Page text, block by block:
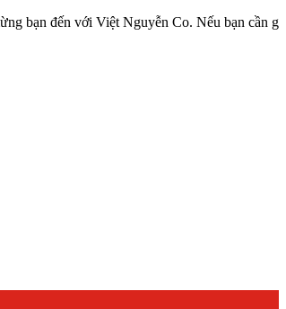
đến với Việt Nguyễn Co. Nếu bạn cần giúp đỡ